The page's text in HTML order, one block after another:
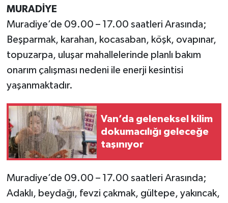
MURADİYE
Muradiye’de 09.00 – 17.00 saatleri Arasında;
Beşparmak, karahan, kocasaban, köşk, ovapınar,
topuzarpa, uluşar mahallelerinde planlı bakım
onarım çalışması nedeni ile enerji kesintisi
yaşanmaktadır.
Van’da geleneksel kilim
dokumacılığı geleceğe
taşınıyor
Muradiye’de 09.00 – 17.00 saatleri Arasında;
Adaklı, beydağı, fevzi çakmak, gültepe, yakıncak,